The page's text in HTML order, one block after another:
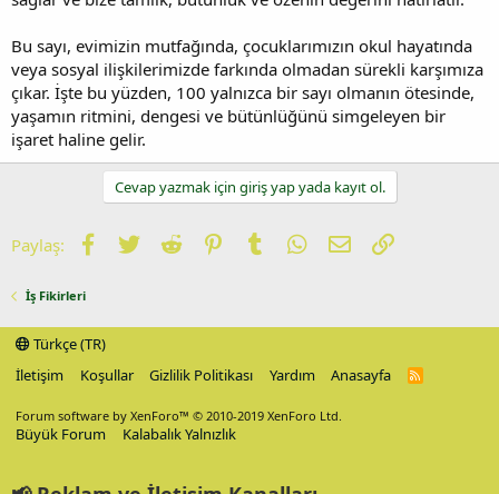
Bu sayı, evimizin mutfağında, çocuklarımızın okul hayatında
veya sosyal ilişkilerimizde farkında olmadan sürekli karşımıza
çıkar. İşte bu yüzden, 100 yalnızca bir sayı olmanın ötesinde,
yaşamın ritmini, dengesi ve bütünlüğünü simgeleyen bir
işaret haline gelir.
Cevap yazmak için giriş yap yada kayıt ol.
Paylaş: Facebook
TwitterReddit PinterestTumblrWhatsApp
E-postaLink
İş Fikirleri
Türkçe (TR)
İletişim
Koşullar Gizlilik Politikası Yardım Anasayfa
R
Forum software by XenForo™ © 2010-2019 XenForo Ltd.
Büyük Forum Kalabalık Yalnızlık